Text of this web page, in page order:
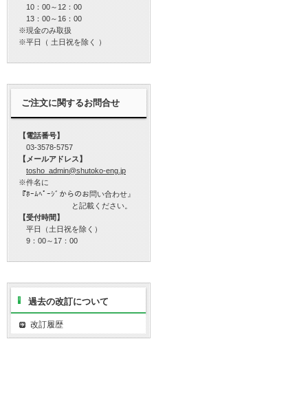
10：00～12：00
13：00～16：00
※現金のみ取扱
※平日（ 土日祝を除く ）
ご注文に関するお問合せ
【電話番号】
03-3578-5757
【メールアドレス】
tosho_admin@shutoko-eng.jp
※件名に
『ﾎｰﾑﾍﾟｰｼﾞからのお問い合わせ』
と記載ください。
【受付時間】
平日（土日祝を除く）
9：00～17：00
過去の改訂について
改訂履歴